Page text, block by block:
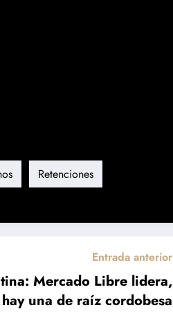
Retenciones
Entrada anterior
Mercado Libre lidera,
una de raíz cordobesa